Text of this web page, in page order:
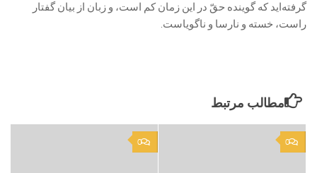
گرفته‌اید كه گوینده حقّ در این زمان كم است، و زبان از بیان گفتار
راست، خسته و نارسا و ناگویاست.
مطالب مرتبط
0 0